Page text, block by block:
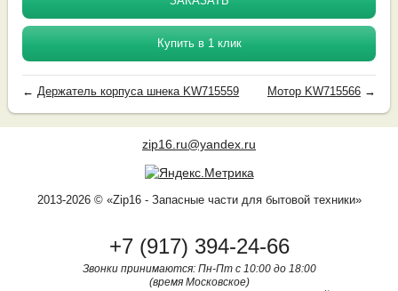
Купить в 1 клик
← Держатель корпуса шнека KW715559 Мотор KW715566→
zip16.ru@yandex.ru
2013-2026 © «Zip16 - Запасные части для бытовой техники»
+7 (917) 394-24-66
Звонки принимаются: Пн-Пт с 10:00 до 18:00
(время Московское)